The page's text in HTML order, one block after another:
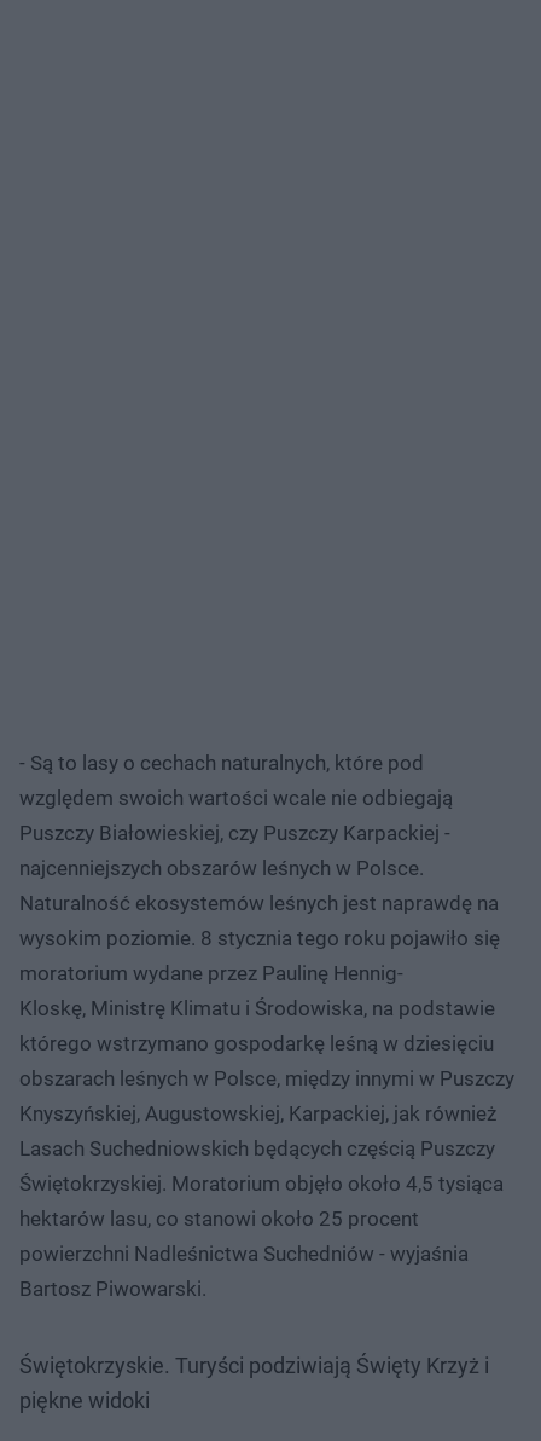
- Są to lasy o cechach naturalnych, które pod
względem swoich wartości wcale nie odbiegają
Puszczy Białowieskiej, czy Puszczy Karpackiej -
najcenniejszych obszarów leśnych w Polsce.
Naturalność ekosystemów leśnych jest naprawdę na
wysokim poziomie. 8 stycznia tego roku pojawiło się
moratorium wydane przez Paulinę Hennig-
Kloskę, Ministrę Klimatu i Środowiska, na podstawie
którego wstrzymano gospodarkę leśną w dziesięciu
obszarach leśnych w Polsce, między innymi w Puszczy
Knyszyńskiej, Augustowskiej, Karpackiej, jak również
Lasach Suchedniowskich będących częścią Puszczy
Świętokrzyskiej. Moratorium objęło około 4,5 tysiąca
hektarów lasu, co stanowi około 25 procent
powierzchni Nadleśnictwa Suchedniów - wyjaśnia
Bartosz Piwowarski.
Świętokrzyskie. Turyści podziwiają Święty Krzyż i
piękne widoki